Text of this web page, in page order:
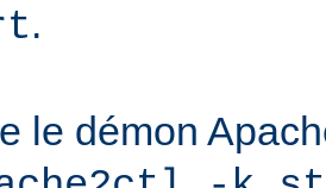
.
le démon